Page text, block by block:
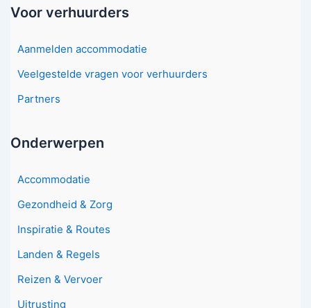
Voor verhuurders
Aanmelden accommodatie
Veelgestelde vragen voor verhuurders
Partners
Onderwerpen
Accommodatie
Gezondheid & Zorg
Inspiratie & Routes
Landen & Regels
Reizen & Vervoer
Uitrusting